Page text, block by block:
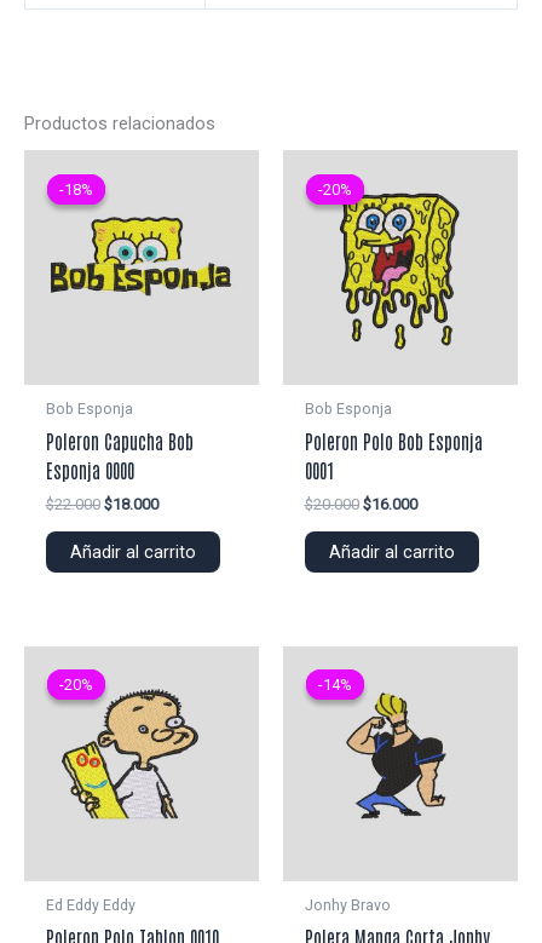
Productos relacionados
-18%
-18%
Bob Esponja
Poleron Capucha Bob
Esponja 0000
$22.000 El
original
$18.000El
actual
Añadir al carrito
-20%
-20%
Bob Esponja
Poleron Polo Bob Esponja
0001
$20.000 El
original
$16.000El
actual
Añadir al carrito
-20%
-20%
Ed Eddy Eddy
Poleron Polo Tablon 0010
-14%
-14%
Jonhy Bravo
Polera Manga Corta Jonhy